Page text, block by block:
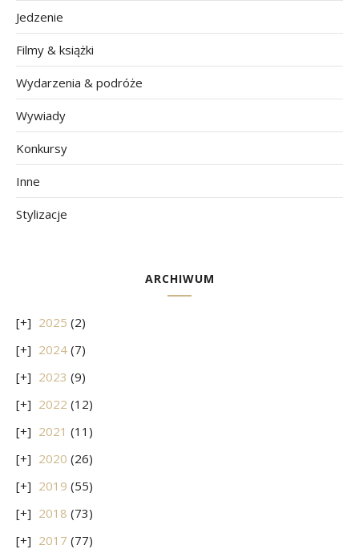
Jedzenie
Filmy & książki
Wydarzenia & podróże
Wywiady
Konkursy
Inne
Stylizacje
ARCHIWUM
2025 (2)
2024 (7)
2023 (9)
2022 (12)
2021 (11)
2020 (26)
2019 (55)
2018 (73)
2017 (77)